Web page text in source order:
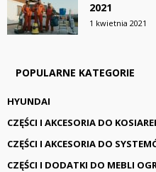
2021
1 kwietnia 2021
POPULARNE KATEGORIE
HYUNDAI
CZĘŚCI I AKCESORIA DO
CZĘŚCI I AKCESORIA DO
CZĘŚCI I DODATKI DO MEBLI